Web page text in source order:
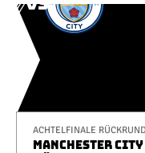
ACHTELFINALE
MANCHESTER